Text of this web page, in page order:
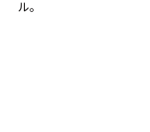
ル。